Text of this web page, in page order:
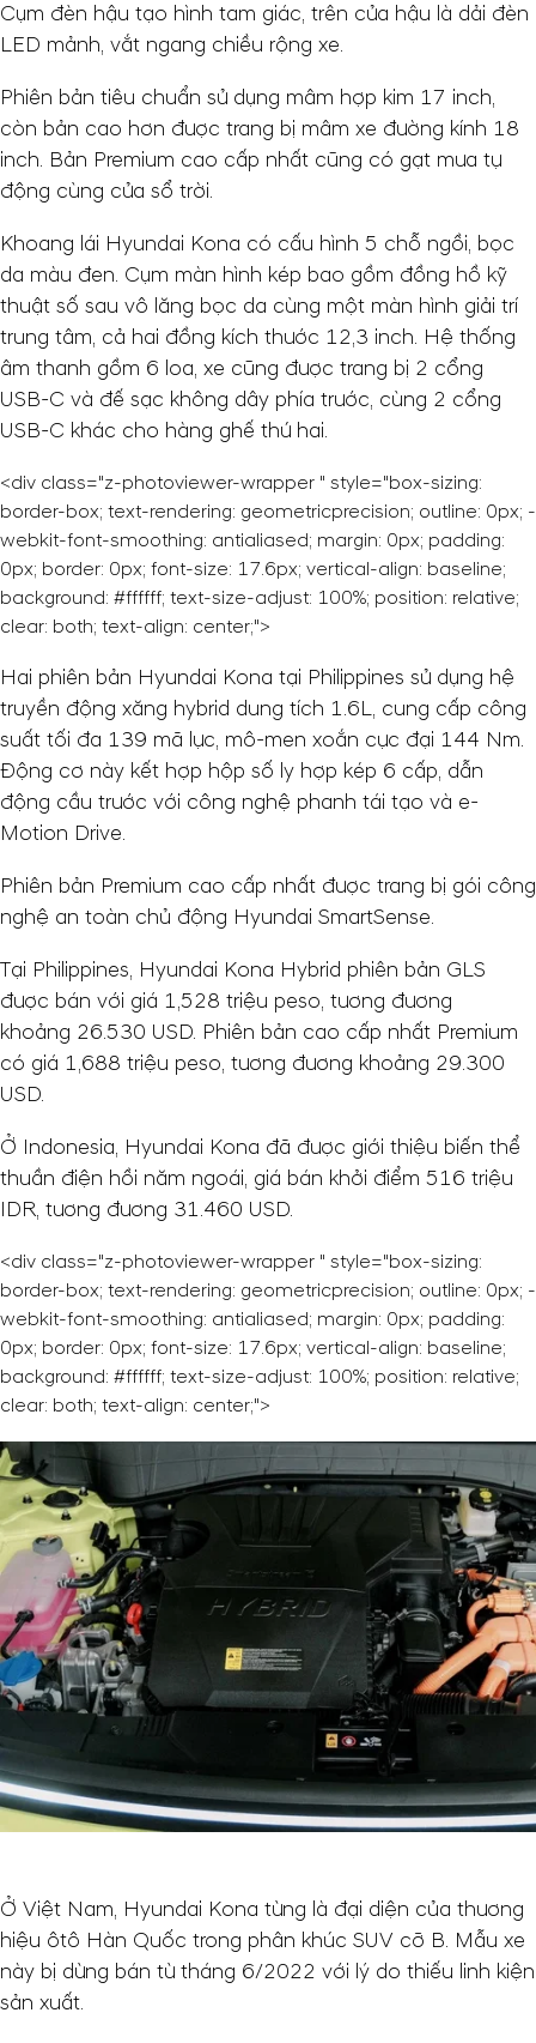
Cụm đèn hậu tạo hình tam giác, trên cửa hậu là dải đèn
LED mảnh, vắt ngang chiều rộng xe.
Phiên bản tiêu chuẩn sử dụng mâm hợp kim 17 inch,
còn bản cao hơn được trang bị mâm xe đường kính 18
inch. Bản Premium cao cấp nhất cũng có gạt mưa tự
động cùng cửa sổ trời.
Khoang lái Hyundai Kona có cấu hình 5 chỗ ngồi, bọc
da màu đen. Cụm màn hình kép bao gồm đồng hồ kỹ
thuật số sau vô lăng bọc da cùng một màn hình giải trí
trung tâm, cả hai đồng kích thước 12,3 inch. Hệ thống
âm thanh gồm 6 loa, xe cũng được trang bị 2 cổng
USB-C và đế sạc không dây phía trước, cùng 2 cổng
USB-C khác cho hàng ghế thứ hai.
<div class="z-photoviewer-wrapper " style="box-sizing:
border-box; text-rendering: geometricprecision; outline: 0px; -
webkit-font-smoothing: antialiased; margin: 0px; padding:
0px; border: 0px; font-size: 17.6px; vertical-align: baseline;
background: #ffffff; text-size-adjust: 100%; position: relative;
clear: both; text-align: center;">
Hai phiên bản Hyundai Kona tại Philippines sử dụng hệ
truyền động xăng hybrid dung tích 1.6L, cung cấp công
suất tối đa 139 mã lực, mô-men xoắn cực đại 144 Nm.
Động cơ này kết hợp hộp số ly hợp kép 6 cấp, dẫn
động cầu trước với công nghệ phanh tái tạo và e-
Motion Drive.
Phiên bản Premium cao cấp nhất được trang bị gói công
nghệ an toàn chủ động Hyundai SmartSense.
Tại Philippines, Hyundai Kona Hybrid phiên bản GLS
được bán với giá 1,528 triệu peso, tương đương
khoảng 26.530 USD. Phiên bản cao cấp nhất Premium
có giá 1,688 triệu peso, tương đương khoảng 29.300
USD.
Ở Indonesia, Hyundai Kona đã được giới thiệu biến thể
thuần điện hồi năm ngoái, giá bán khởi điểm 516 triệu
IDR, tương đương 31.460 USD.
<div class="z-photoviewer-wrapper " style="box-sizing:
border-box; text-rendering: geometricprecision; outline: 0px; -
webkit-font-smoothing: antialiased; margin: 0px; padding:
0px; border: 0px; font-size: 17.6px; vertical-align: baseline;
background: #ffffff; text-size-adjust: 100%; position: relative;
clear: both; text-align: center;">
Ở Việt Nam, Hyundai Kona từng là đại diện của thương
hiệu ôtô Hàn Quốc trong phân khúc SUV cỡ B. Mẫu xe
này bị dừng bán từ tháng 6/2022 với lý do thiếu linh kiện
sản xuất.